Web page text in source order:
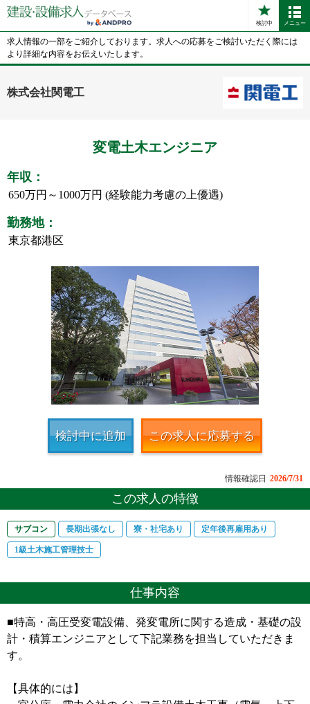
検討中 メニュー
求人情報の一部をご紹介しております。求人への応募をご検討いただく際には
より詳細な内容をお伝えいたします。
株式会社関電工
変電土木エンジニア
年収：
650万円～1000万円 (経験能力考慮の上優遇)
勤務地：
東京都港区
検討中に追加 この求人に応募する
情報確認日 2026/7/31
この求人の特徴
サブコン 長期出張なし 寮・社宅あり 定年後再雇用あり
1級土木施工管理技士
仕事内容
■特高・高圧受変電設備、発変電所に関する造成・基礎の設
計・積算エンジニアとして下記業務を担当していただきま
す。
【具体的には】